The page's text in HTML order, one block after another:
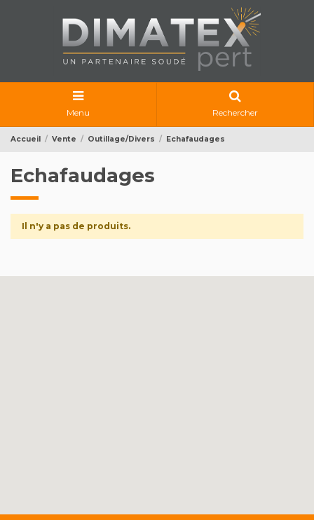
Menu Rechercher
Accueil Vente Outillage/Divers Echafaudages
Echafaudages
Il n'y a pas de produits.